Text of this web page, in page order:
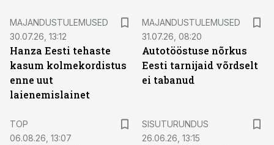
MAJANDUSTULEMUSED
30.07.26, 13:12
Hanza Eesti tehaste
kasum kolmekordistus
enne uut
laienemislainet
MAJANDUSTULEMUSED
31.07.26, 08:20
Autotööstuse nõrkus
Eesti tarnijaid võrdselt
ei tabanud
TOP
06.08.26, 13:07
SISUTURUNDUS
26.06.26, 13:15